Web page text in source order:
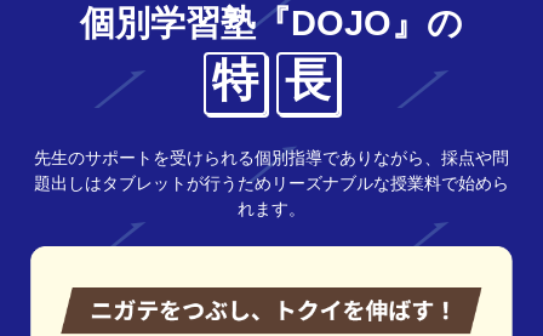
個別学習塾『DOJO』の
特 長
先生のサポートを受けられる個別指導でありながら、採点や問
題出しはタブレットが行うためリーズナブルな授業料で始めら
れます。